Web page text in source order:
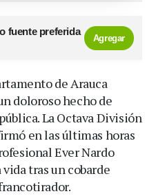
fuente preferida
Agregar
de Arauca
doloroso hecho de
La Octava División
en las últimas horas
Ever Nardo
tras un cobarde